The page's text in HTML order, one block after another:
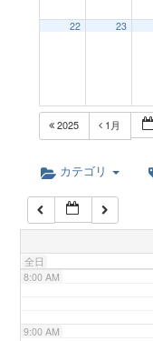
22 23
2025 1月
カテゴリ
全日
5:00 AM
6:00 AM
7:00 AM
8:00 AM
9:00 AM